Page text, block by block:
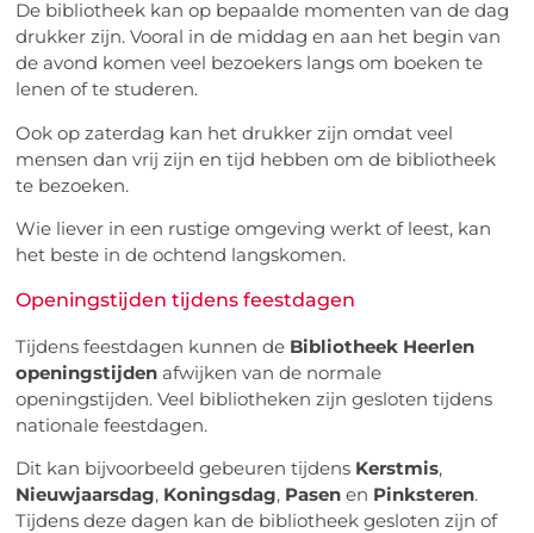
De bibliotheek kan op bepaalde momenten van de dag
drukker zijn. Vooral in de middag en aan het begin van
de avond komen veel bezoekers langs om boeken te
lenen of te studeren.
Ook op zaterdag kan het drukker zijn omdat veel
mensen dan vrij zijn en tijd hebben om de bibliotheek
te bezoeken.
Wie liever in een rustige omgeving werkt of leest, kan
het beste in de ochtend langskomen.
Openingstijden tijdens feestdagen
Tijdens feestdagen kunnen de Bibliotheek Heerlen
openingstijden afwijken van de normale
openingstijden. Veel bibliotheken zijn gesloten tijdens
nationale feestdagen.
Dit kan bijvoorbeeld gebeuren tijdens Kerstmis,
Nieuwjaarsdag, Koningsdag, Pasen en Pinksteren.
Tijdens deze dagen kan de bibliotheek gesloten zijn of